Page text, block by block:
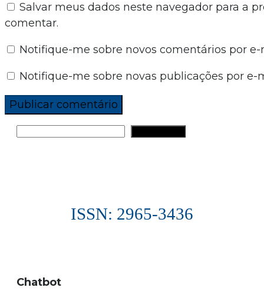
Salvar meus dados neste navegador para a
comentar.
Notifique-me sobre novos comentários por e-
Notifique-me sobre novas publicações por e-
ISSN: 2965-3436
Chatbot